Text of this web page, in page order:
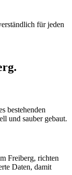
für jeden
bestehenden
und sauber gebaut.
Freiberg, richten
Daten, damit